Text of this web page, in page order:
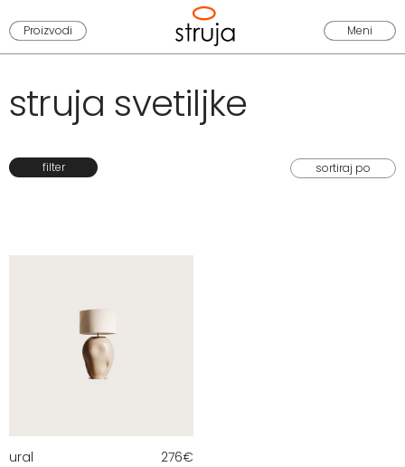
Proizvodi Meni
struja svetiljke
filter
ural 276€